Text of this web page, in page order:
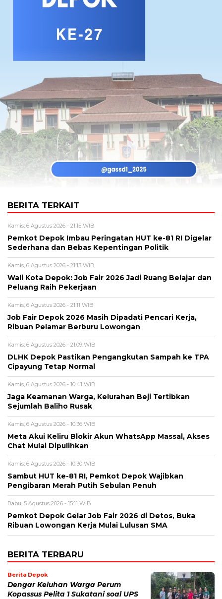
BERITA TERKAIT
Kamis, 6 Agustus 2026 - 21:15 WIB
Pemkot Depok Imbau Peringatan HUT ke-81 RI Digelar
Sederhana dan Bebas Kepentingan Politik
Kamis, 6 Agustus 2026 - 21:13 WIB
Wali Kota Depok: Job Fair 2026 Jadi Ruang Belajar dan
Peluang Raih Pekerjaan
Kamis, 6 Agustus 2026 - 21:11 WIB
Job Fair Depok 2026 Masih Dipadati Pencari Kerja,
Ribuan Pelamar Berburu Lowongan
Kamis, 6 Agustus 2026 - 21:09 WIB
DLHK Depok Pastikan Pengangkutan Sampah ke TPA
Cipayung Tetap Normal
Kamis, 6 Agustus 2026 - 10:41 WIB
Jaga Keamanan Warga, Kelurahan Beji Tertibkan
Sejumlah Baliho Rusak
Kamis, 6 Agustus 2026 - 10:36 WIB
Meta Akui Keliru Blokir Akun WhatsApp Massal, Akses
Chat Mulai Dipulihkan
Kamis, 6 Agustus 2026 - 10:30 WIB
Sambut HUT ke-81 RI, Pemkot Depok Wajibkan
Pengibaran Merah Putih Sebulan Penuh
Rabu, 5 Agustus 2026 - 15:11 WIB
Pemkot Depok Gelar Job Fair 2026 di Detos, Buka
Ribuan Lowongan Kerja Mulai Lulusan SMA
BERITA TERBARU
Berita Depok
Dengar Keluhan Warga Perum
Kopassus Pelita 1 Sukatani soal UPS